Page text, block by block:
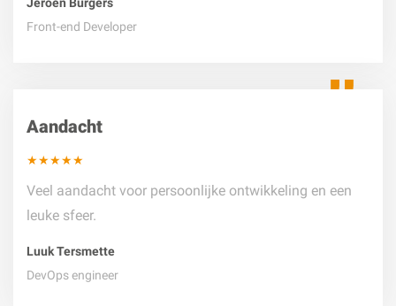
Front-end Developer
Aandacht
★★★★★
Veel aandacht voor persoonlijke ontwikkeling en een
leuke sfeer.
Luuk Tersmette
DevOps engineer